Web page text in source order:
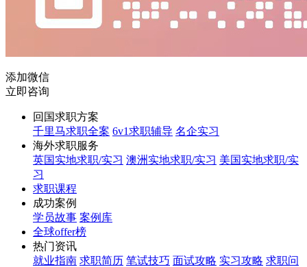
添加微信
立即咨询
回国求职方案
千里马求职全案 6v1求职辅导 名企实习
海外求职服务
英国实地求职/实习 澳洲实地求职/实习 美国实地求职/实
习
求职课程
成功案例
学员故事 案例库
全球offer榜
热门资讯
就业指南 求职简历 笔试技巧 面试攻略 实习攻略 求职问